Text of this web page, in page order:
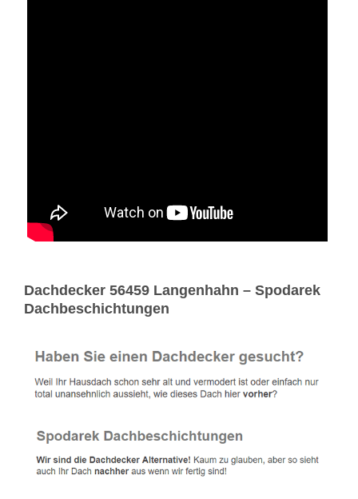
Dachdecker 56459 Langenhahn – Spodarek
Dachbeschichtungen